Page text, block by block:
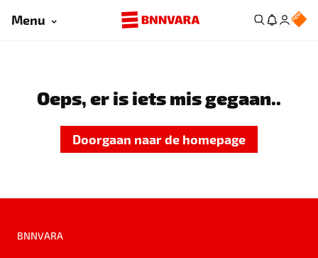
Menu
Oeps, er is iets mis gegaan..
Doorgaan naar de homepage
BNNVARA